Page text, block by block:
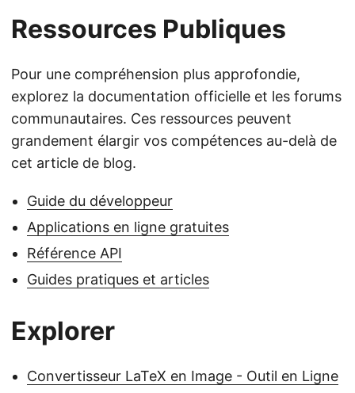
Ressources Publiques
Pour une compréhension plus approfondie,
explorez la documentation officielle et les forums
communautaires. Ces ressources peuvent
grandement élargir vos compétences au-delà de
cet article de blog.
Guide du développeur
Applications en ligne gratuites
Référence API
Guides pratiques et articles
Explorer
Convertisseur LaTeX en Image - Outil en Ligne